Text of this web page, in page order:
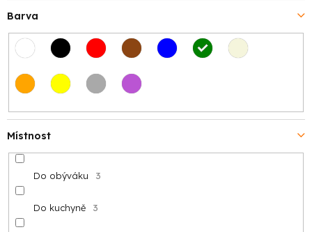
Barva
Místnost
Do obýváku 3
Do kuchyně 3